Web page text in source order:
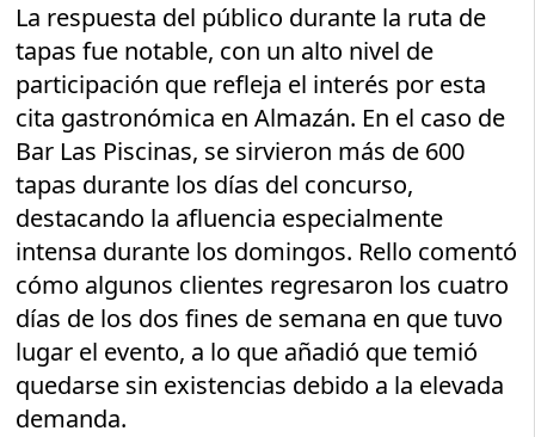
La respuesta del público durante la ruta de
tapas fue notable, con un alto nivel de
participación que refleja el interés por esta
cita gastronómica en Almazán. En el caso de
Bar Las Piscinas, se sirvieron más de 600
tapas durante los días del concurso,
destacando la afluencia especialmente
intensa durante los domingos. Rello comentó
cómo algunos clientes regresaron los cuatro
días de los dos fines de semana en que tuvo
lugar el evento, a lo que añadió que temió
quedarse sin existencias debido a la elevada
demanda.